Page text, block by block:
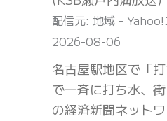
配信元: 地域 - Yahoo!
2026-08-06
名古屋駅地区で「
で一斉に打ち水、
の経済新聞ネット